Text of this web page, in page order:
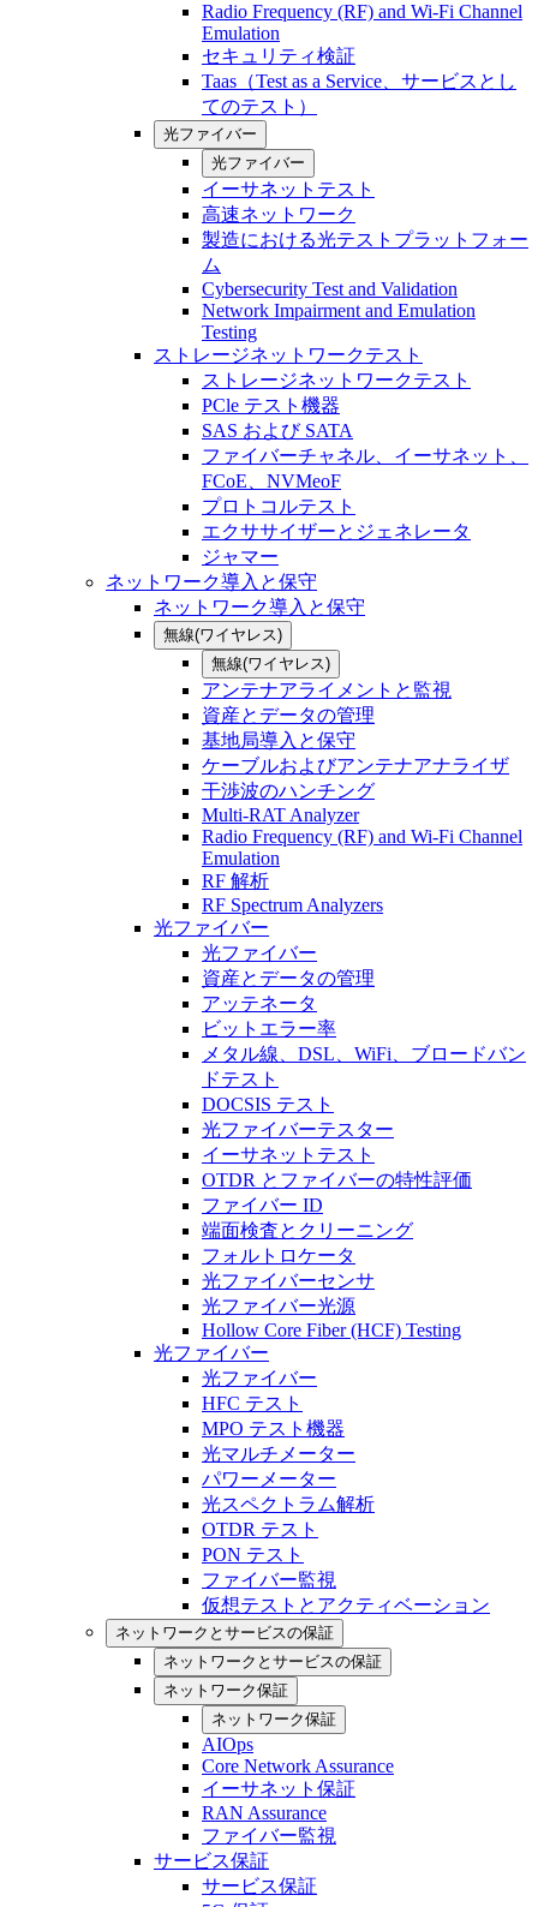
Radio Frequency (RF) and Wi-Fi Channel
Emulation
セキュリティ検証
Taas（Test as a Service、サービスとし
てのテスト）
光ファイバー
光ファイバー
イーサネットテスト
高速ネットワーク
製造における光テストプラットフォー
ム
Cybersecurity Test and Validation
Network Impairment and Emulation
Testing
ストレージネットワークテスト
ストレージネットワークテスト
PCle テスト機器
SAS および SATA
ファイバーチャネル、イーサネット、
FCoE、NVMeoF
プロトコルテスト
エクササイザーとジェネレータ
ジャマー
ネットワーク導入と保守
ネットワーク導入と保守
無線(ワイヤレス)
無線(ワイヤレス)
アンテナアライメントと監視
資産とデータの管理
基地局導入と保守
ケーブルおよびアンテナアナライザ
干渉波のハンチング
Multi-RAT Analyzer
Radio Frequency (RF) and Wi-Fi Channel
Emulation
RF 解析
RF Spectrum Analyzers
光ファイバー
光ファイバー
資産とデータの管理
アッテネータ
ビットエラー率
メタル線、DSL、WiFi、ブロードバン
ドテスト
DOCSIS テスト
光ファイバーテスター
イーサネットテスト
OTDR とファイバーの特性評価
ファイバー ID
端面検査とクリーニング
フォルトロケータ
光ファイバーセンサ
光ファイバー光源
Hollow Core Fiber (HCF) Testing
光ファイバー
光ファイバー
HFC テスト
MPO テスト機器
光マルチメーター
パワーメーター
光スペクトラム解析
OTDR テスト
PON テスト
ファイバー監視
仮想テストとアクティベーション
ネットワークとサービスの保証
ネットワークとサービスの保証
ネットワーク保証
ネットワーク保証
AIOps
Core Network Assurance
イーサネット保証
RAN Assurance
ファイバー監視
サービス保証
サービス保証